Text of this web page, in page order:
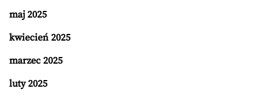
maj 2025
kwiecień 2025
marzec 2025
luty 2025